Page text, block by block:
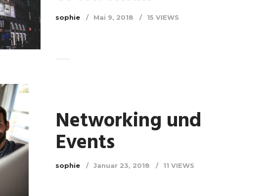
sophie Mai 9, 2018 15 VIEWS
Networking und
Events
sophie Januar 23, 2018 11 VIEWS